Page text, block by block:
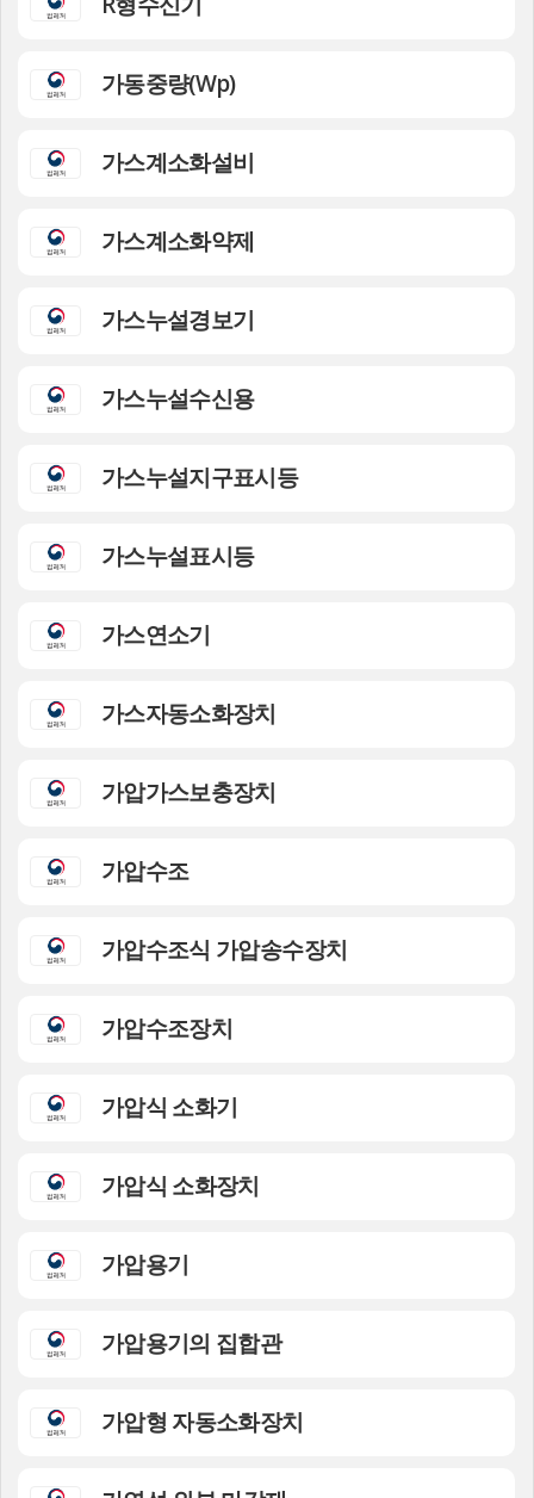
가동중량(Wp)
가스계소화설비
가스계소화약제
가스누설경보기
가스누설수신용
가스누설지구표시등
가스누설표시등
가스연소기
가스자동소화장치
가압가스보충장치
가압수조
가압수조식 가압송수장치
가압수조장치
가압식 소화기
가압식 소화장치
가압용기
가압용기의 집합관
가압형 자동소화장치